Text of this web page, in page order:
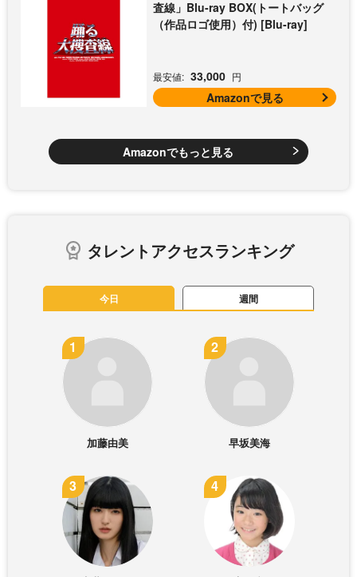
査線」Blu-ray BOX(トートバッグ
（作品ロゴ使用）付) [Blu-ray]
最安値: 33,000 円
Amazonで見る
Amazonでもっと見る
タレントアクセスランキング
今日 週間
加藤由美 早坂美海